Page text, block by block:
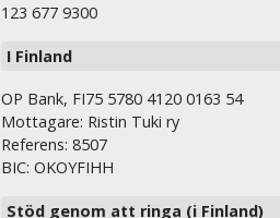
123 677 9300
I Finland
OP Bank, FI75 5780 4120 0163 54
Mottagare: Ristin Tuki ry
Referens: 8507
BIC: OKOYFIHH
Stöd genom att ringa (i Finland)